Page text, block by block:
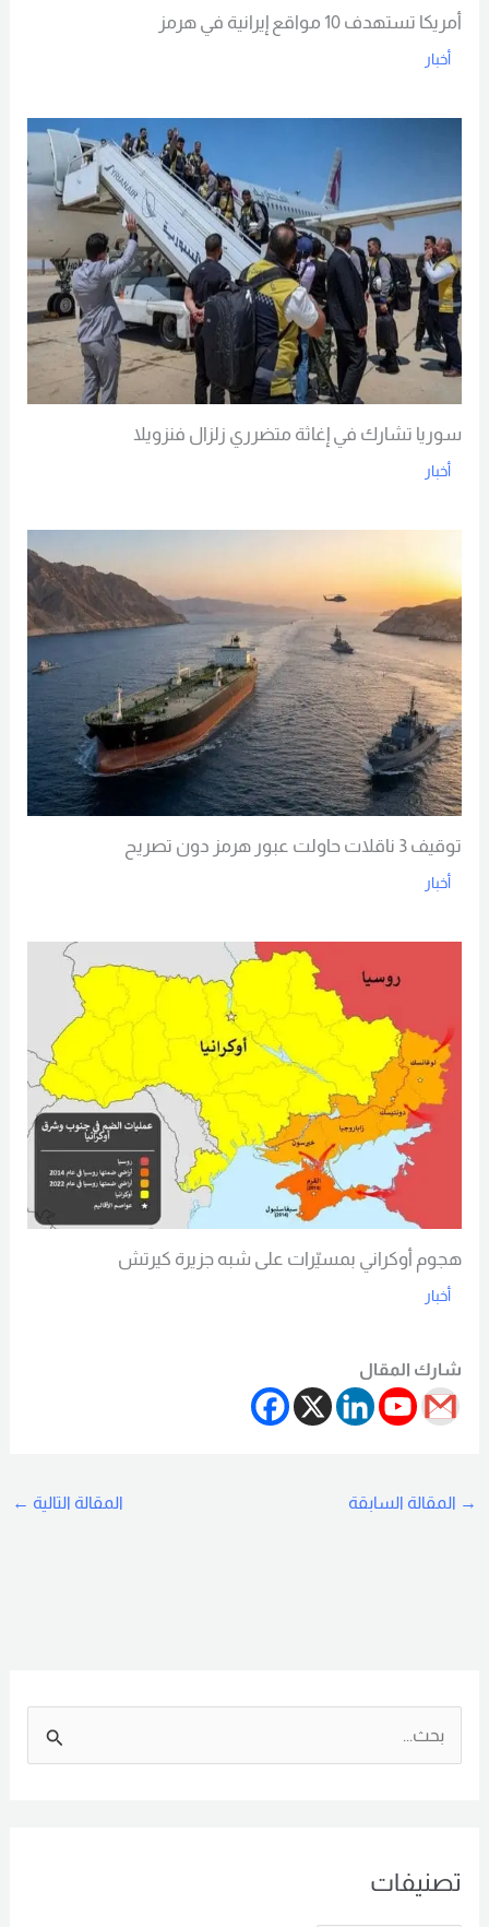
أمريكا تستهدف 10 مواقع إيرانية في هرمز
أخبار
سوريا تشارك في إغاثة متضرري زلزال فنزويلا
أخبار
توقيف 3 ناقلات حاولت عبور هرمز دون تصريح
أخبار
هجوم أوكراني بمسيّرات على شبه جزيرة كيرتش
أخبار
شارك المقال
→المقالة السابقة المقالة التالية ←
ث
تصنيفات